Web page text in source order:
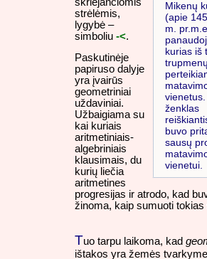
Mikenų
(apie
m.
kurias iš
trupmenų
ženklas
buvo
sausų
vienetui.
strėlėmis,
lygybė –
simboliu -<.
Paskutinėje
papiruso dalyje
yra įvairūs
geometriniai
uždaviniai.
Užbaigiama su
kai kuriais
aritmetiniais-
algebriniais
klausimais, du
kurių liečia
aritmetines
progresijas ir atrodo, kad
žinoma, kaip sumuoti tokias
Tuo tarpu laikoma, kad
ištakos yra žemės